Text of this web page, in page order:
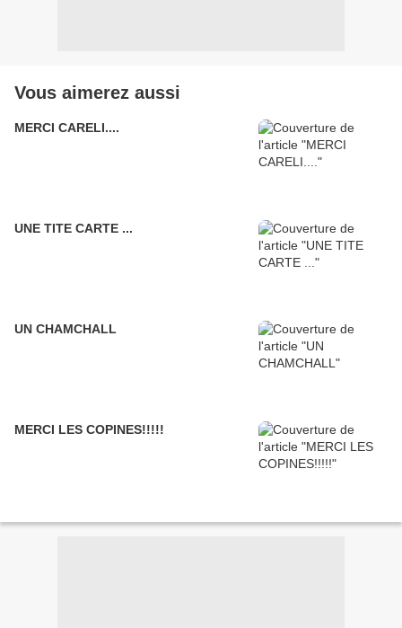
Vous aimerez aussi
MERCI CARELI....
UNE TITE CARTE ...
UN CHAMCHALL
MERCI LES COPINES!!!!!